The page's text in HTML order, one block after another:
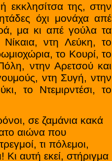
της, στην
όχι μονάχα απέ
μα κι απέ γούλα τα
Νίκαια, ντη Λεύκη, το
το Κουρί, το
ντην Αρετσού και
ντη Συγή, ντην
το Ντεμιρντέσι, το
σε ζαμάνια κακά
αιώνα που
τι πόλεμοι,
Κι αυτή εκεί, στήριγμα